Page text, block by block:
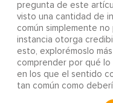
pregunta de este
visto una cantidad de
común simplemente
instancia otorga
esto, explorémoslo
comprender por qué lo
en los que el sentido
tan común como